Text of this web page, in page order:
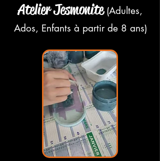
Atelier Jesmonite (Adultes,
Ados, Enfants à partir de 8 ans)